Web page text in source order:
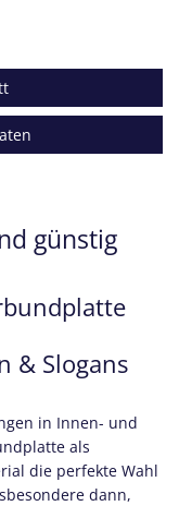
günstig
& Slogans
in Innen- und
als
die perfekte Wahl
dann,